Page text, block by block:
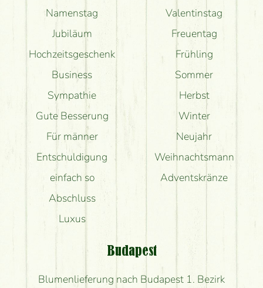
Namenstag
Jubiläum
Hochzeitsgeschenk
Business
Sympathie
Gute Besserung
Für männer
Entschuldigung
einfach so
Abschluss
Luxus
Valentinstag
Freuentag
Frühling
Sommer
Herbst
Winter
Neujahr
Weihnachtsmann
Adventskränze
Budapest
Blumenlieferung nach Budapest 1. Bezirk